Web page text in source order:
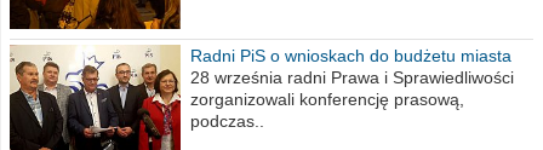
Radni PiS o wnioskach do budżetu miasta
na 2021 rok
28 września radni Prawa i Sprawiedliwości
zorganizowali konferencję prasową,
podczas..